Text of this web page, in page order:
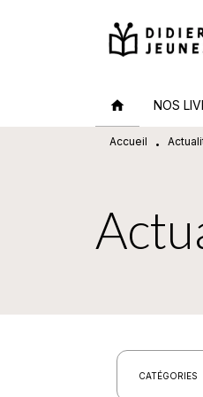
MENU
home NOS
Accueil •
CATÉGORIES